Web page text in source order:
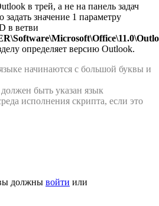
в трей, а не на панель задач
значение 1 параметру
в ветви
определяет версию Outlook.
начинаются с большой буквы и
быть указан язык
исполнения скрипта, если это
должны войти или